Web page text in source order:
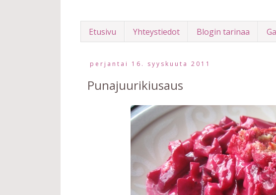
Etusivu Yhteystiedot Blogin tarinaa
perjantai 16. syyskuuta 2011
Punajuurikiusaus